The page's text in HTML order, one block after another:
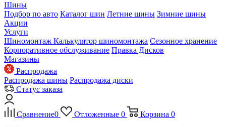
Шины
Подбор по авто Каталог шин Летние шины Зимние шины
Акции
Услуги
Шиномонтаж Калькулятор шиномонтажа Сезонное хранение
Корпоративное обслуживание Правка Дисков
Магазины
Распродажа
Распродажа шины Распродажа диски
Статус заказа
Сравнение0 Отложенные 0 Корзина 0